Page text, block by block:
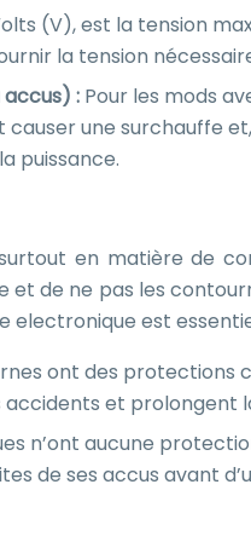
(V), est la tension
la tension
: Pour les mods
une surchauffe
puissance.
en matière de
de ne pas les
electronique est
ont des protections
et prolongent
n’ont aucune
de ses accus avant